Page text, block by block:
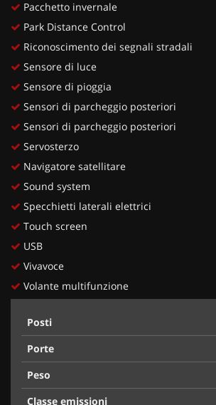
Pacchetto invernale
Park Distance Control
Riconoscimento dei segnali stradali
Sensore di luce
Sensore di pioggia
Sensori di parcheggio posteriori
Sensori di parcheggio posteriori
Servosterzo
Navigatore satellitare
Sound system
Specchietti laterali elettrici
Touch screen
USB
Vivavoce
Volante multifunzione
Posti
Porte
Peso
Classe emissioni